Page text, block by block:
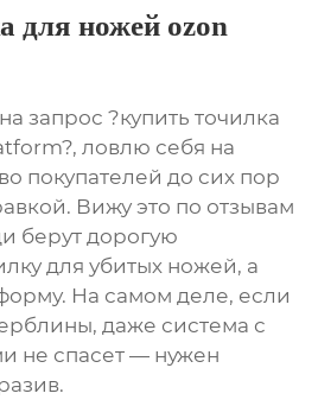
для ножей ozon
запрос ?купить точилка
ловлю себя на
покупателей до сих пор
Вижу это по отзывам
берут дорогую
для убитых ножей, а
На самом деле, если
даже система с
не спасет — нужен